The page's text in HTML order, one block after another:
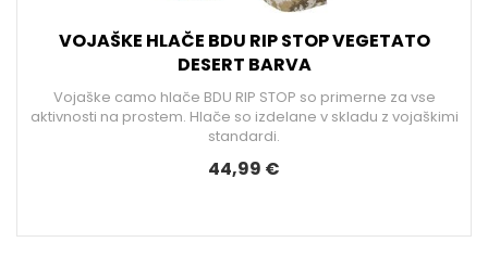
VOJAŠKE HLAČE BDU RIP STOP VEGETATO
DESERT BARVA
Vojaške camo hlače BDU RIP STOP so primerne za vse
aktivnosti na prostem. Hlače so izdelane v skladu z vojaškimi
standardi.
44,99 €